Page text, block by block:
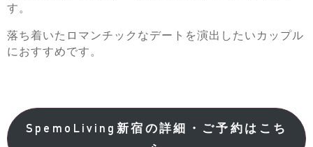
す。
落ち着いたロマンチックなデートを演出したいカップル
におすすめです。
SpemoLiving新宿の詳細・ご予約はこち